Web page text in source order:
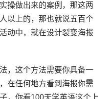
操做出来的案例，那这两
以上的，那也就说五百个
动中，就在设计裂变海报
，这个方法需要你具备一
在任何地方看到海报你需
，你看100天学英语这个上